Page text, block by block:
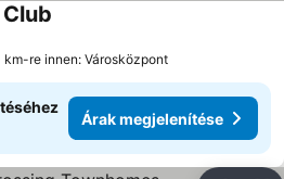
km-re innen: Városközpont
Árak megjelenítése